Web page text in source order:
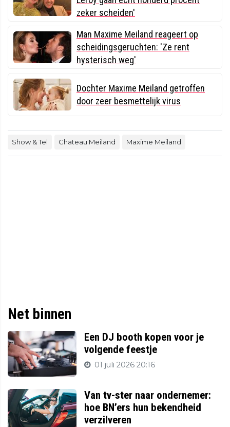
zeker scheiden'
Man Maxime Meiland reageert op
scheidingsgeruchten: 'Ze rent
hysterisch weg'
Dochter Maxime Meiland getroffen
door zeer besmettelijk virus
Show & Tel Chateau Meiland Maxime Meiland
Net binnen
Een DJ booth kopen voor je
volgende feestje
01 juli 2026 20:16
Van tv-ster naar ondernemer:
hoe BN’ers hun bekendheid
verzilveren